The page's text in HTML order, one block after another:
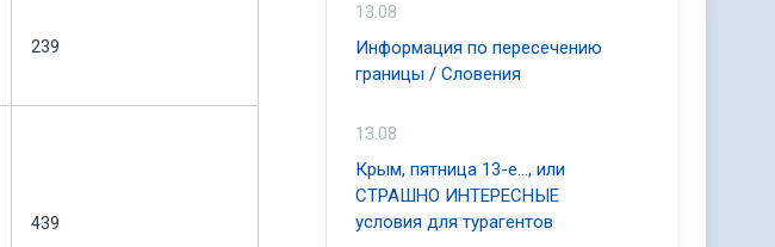
239
439
13.08
Информация по пересечению
границы / Словения
13.08
Крым, пятница 13-е..., или
СТРАШНО ИНТЕРЕСНЫЕ
условия для турагентов